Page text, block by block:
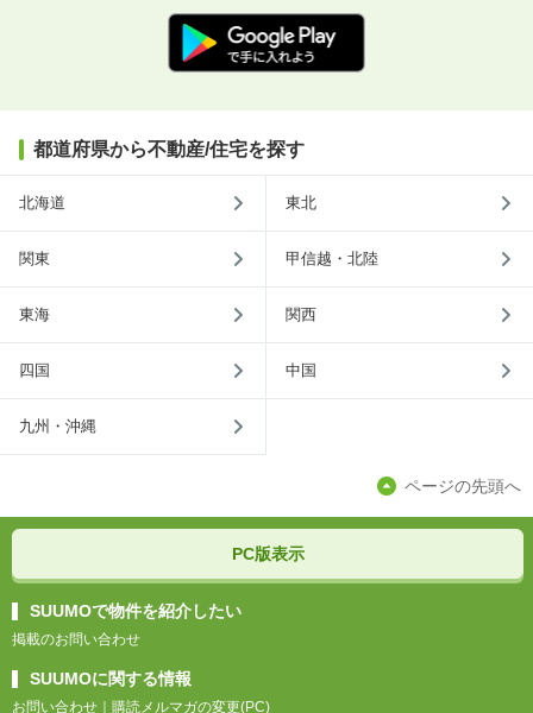
都道府県から不動産/住宅を探す
北海道 東北
関東 甲信越・北陸
東海 関西
四国 中国
九州・沖縄
ページの先頭へ
PC版表示
SUUMOで物件を紹介したい
掲載のお問い合わせ
SUUMOに関する情報
お問い合わせ 購読メルマガの変更(PC)